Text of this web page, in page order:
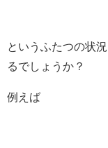
というふたつの状
るでしょうか？
例えば